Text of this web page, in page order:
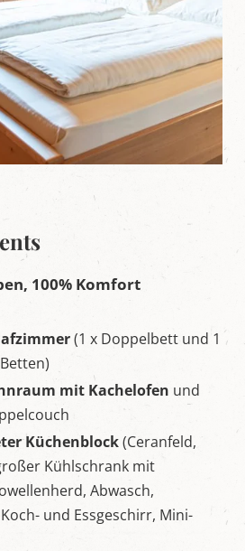
100% Komfort
(1 x Doppelbett und 1
mit Kachelofen und
Küchenblock(Ceranfeld,
Kühlschrank mit
Abwasch,
und Essgeschirr, Mini-